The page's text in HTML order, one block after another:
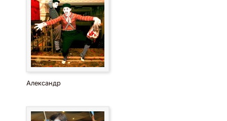
Александр